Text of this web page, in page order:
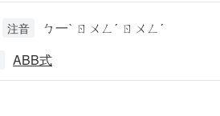
注音 ㄅ一ˋ ㄖㄨㄥˊ ㄖㄨㄥˊ
ABB式